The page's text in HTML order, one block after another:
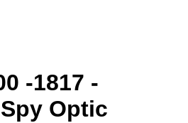
-1817 -
Optic